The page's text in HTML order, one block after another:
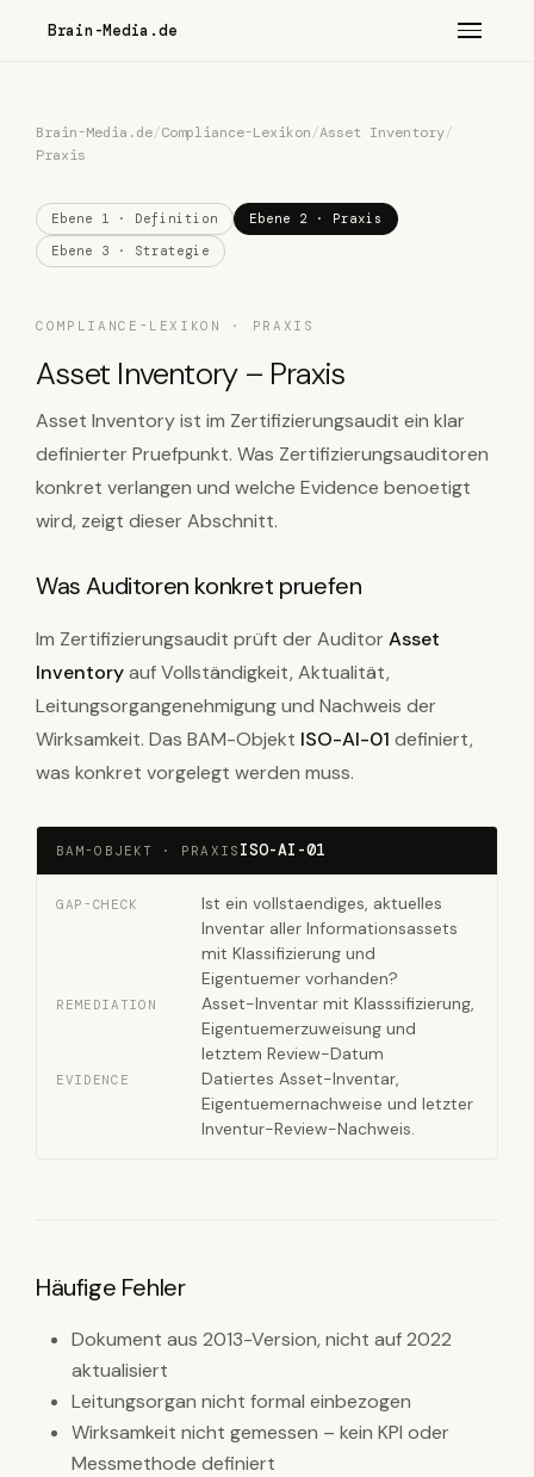
Brain-Media.de
Brain-Media.de/Compliance-Lexikon/Asset Inventory/
Praxis
Ebene 1 · Definition
Ebene 2 · Praxis
Ebene 3 · Strategie
COMPLIANCE-LEXIKON · PRAXIS
Asset Inventory – Praxis
Asset Inventory ist im Zertifizierungsaudit ein klar
definierter Pruefpunkt. Was Zertifizierungsauditoren
konkret verlangen und welche Evidence benoetigt
wird, zeigt dieser Abschnitt.
Was Auditoren konkret pruefen
Im Zertifizierungsaudit prüft der Auditor Asset
Inventoryauf Vollständigkeit, Aktualität,
Leitungsorgangenehmigung und Nachweis der
Wirksamkeit. Das BAM-Objekt ISO-AI-01 definiert,
was konkret vorgelegt werden muss.
BAM-OBJEKT · PRAXIS ISO-AI-01
GAP-CHECK
Ist ein vollstaendiges, aktuelles
Inventar aller Informationsassets
mit Klassifizierung und
Eigentuemer vorhanden?
REMEDIATION
Asset-Inventar mit Klasssifizierung,
Eigentuemerzuweisung und
letztem Review-Datum
EVIDENCE
Datiertes Asset-Inventar,
Eigentuemernachweise und letzter
Inventur-Review-Nachweis.
Häufige Fehler
Dokument aus 2013-Version, nicht auf 2022
aktualisiert
Leitungsorgan nicht formal einbezogen
Wirksamkeit nicht gemessen – kein KPI oder
Messmethode definiert